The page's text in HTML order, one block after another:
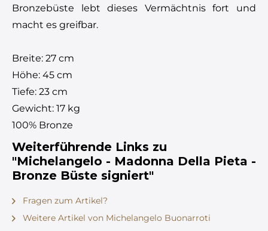
Bronzebüste lebt dieses Vermächtnis fort und
macht es greifbar.
Breite: 27 cm
Höhe: 45 cm
Tiefe: 23 cm
Gewicht: 17 kg
100% Bronze
Weiterführende Links zu
"Michelangelo - Madonna Della Pieta -
Bronze Büste signiert"
Fragen zum Artikel?
Weitere Artikel von Michelangelo Buonarroti